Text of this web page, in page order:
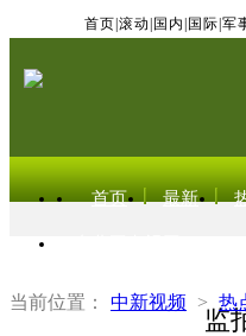
首页 滚动 国内 国际 军
首页 最新
当前位置： 中新视频 > 热
监